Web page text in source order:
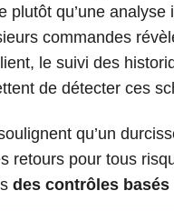
plutôt qu’une
commandes
le suivi des
de détecter ces
qu’un
retours pour tous
des contrôles